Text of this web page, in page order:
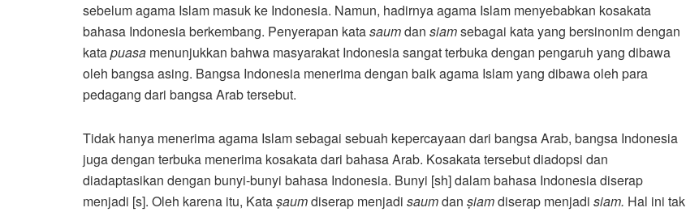
sebelum agama Islam masuk ke Indonesia. Namun, hadirnya agama Islam menyebabkan kosakata
bahasa Indonesia berkembang. Penyerapan katasaumdan siamsebagai kata yang bersinonim dengan
katapuasa menunjukkan bahwa masyarakat Indonesia sangat terbuka dengan pengaruh yang dibawa
oleh bangsa asing. Bangsa Indonesia menerima dengan baik agama Islam yang dibawa oleh para
pedagang dari bangsa Arab tersebut.
Tidak hanya menerima agama Islam sebagai sebuah kepercayaan dari bangsa Arab, bangsa Indonesia
juga dengan terbuka menerima kosakata dari bahasa Arab. Kosakata tersebut diadopsi dan
diadaptasikan dengan bunyi-bunyi bahasa Indonesia. Bunyi [sh] dalam bahasa Indonesia diserap
menjadi [s]. Oleh karena itu, Kataṣaumdiserap menjadi saumdan ṣiamdiserap menjadi siam. Hal ini tak